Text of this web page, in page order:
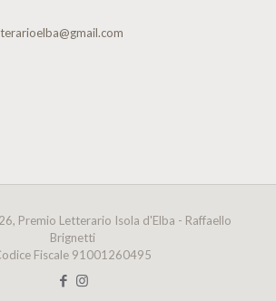
Premio Letterario Isola d'Elba - Raffaello
Brignetti
Fiscale 91001260495